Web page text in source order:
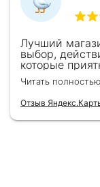
Лучший
выбор,
которые
здесь уже
всегда всё
Однозначно
Читать полностью
Отзыв